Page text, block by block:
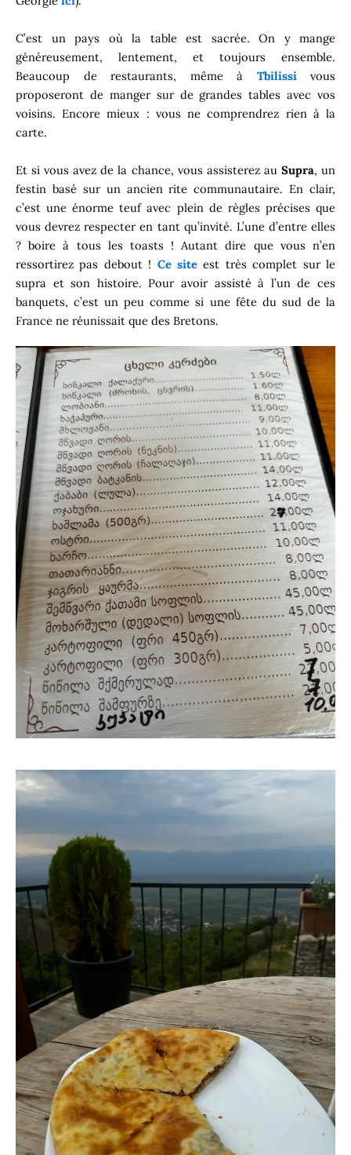
C’est un pays où la table est sacrée. On y mange
généreusement, lentement, et toujours ensemble.
Beaucoup de restaurants, même à Tbilissi vous
proposeront de manger sur de grandes tables avec vos
voisins. Encore mieux : vous ne comprendrez rien à la
carte.
Et si vous avez de la chance, vous assisterez au Supra, un
festin basé sur un ancien rite communautaire. En clair,
c’est une énorme teuf avec plein de règles précises que
vous devrez respecter en tant qu’invité. L’une d’entre elles
? boire à tous les toasts ! Autant dire que vous n’en
ressortirez pas debout ! Ce site est très complet sur le
supra et son histoire. Pour avoir assisté à l’un de ces
banquets, c’est un peu comme si une fête du sud de la
France ne réunissait que des Bretons.